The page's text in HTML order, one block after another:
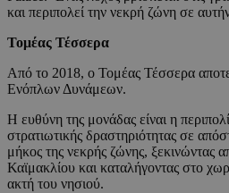
και περιπολεί την νεκρή ζώνη σε
Τομέας Τέσσερα
Από το 2018, ο Τομέας Τέσσερα
Ενόπλων Δυνάμεων.
Η ευθύνη της μονάδας είναι η
στρατιωτικής δραστηριότητας σε
μήκος της νεκρής ζώνης, ξεκινώντας
Καϊμακλίου και καταλήγοντας στο
ακτή του νησιού.